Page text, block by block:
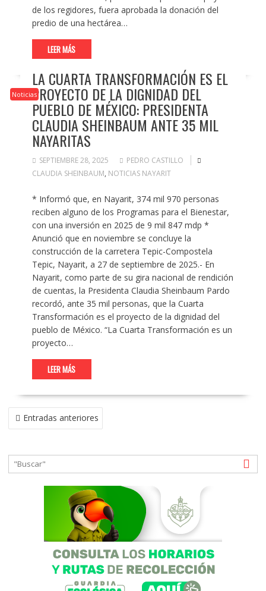
de los regidores, fuera aprobada la donación del
predio de una hectárea…
LEER MÁS
Noticias
LA CUARTA TRANSFORMACIÓN ES EL
PROYECTO DE LA DIGNIDAD DEL
PUEBLO DE MÉXICO: PRESIDENTA
CLAUDIA SHEINBAUM ANTE 35 MIL
NAYARITAS
SEPTIEMBRE 28, 2025
PEDRO CASTILLO
CLAUDIA SHEINBAUM, NOTICIAS NAYARIT
* Informó que, en Nayarit, 374 mil 970 personas
reciben alguno de los Programas para el Bienestar,
con una inversión en 2025 de 9 mil 847 mdp *
Anunció que en noviembre se concluye la
construcción de la carretera Tepic-Compostela
Tepic, Nayarit, a 27 de septiembre de 2025.- En
Nayarit, como parte de su gira nacional de rendición
de cuentas, la Presidenta Claudia Sheinbaum Pardo
recordó, ante 35 mil personas, que la Cuarta
Transformación es el proyecto de la dignidad del
pueblo de México. “La Cuarta Transformación es un
proyecto…
LEER MÁS
NAVEGACIÓN
DE Entradas anteriores